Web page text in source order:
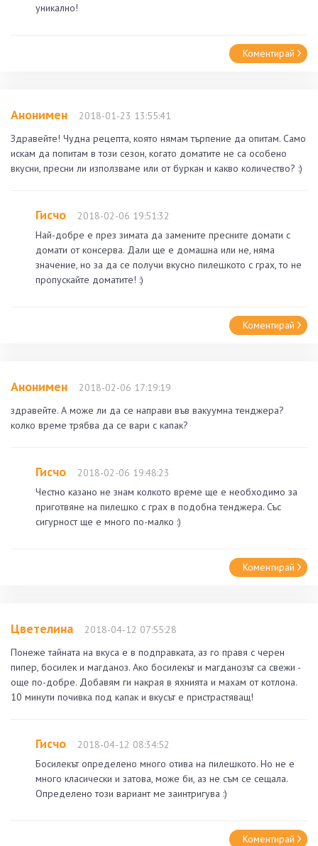
уникално!
Коментирай
Анонимен
2018-01-23 13:55:41
Здравейте! Чудна рецепта, която нямам търпение да опитам. Само
искам да попитам в този сезон, когато доматите не са особено
вкусни, пресни ли използваме или от буркан и какво количество? :)
Гисчо
2018-02-06 19:51:32
Най-добре е през зимата да замените пресните домати с
домати от консерва. Дали ще е домашна или не, няма
значение, но за да се получи вкусно пилешкото с грах, то не
пропускайте доматите! :)
Коментирай
Анонимен
2018-02-06 17:19:19
здравейте. А може ли да се направи във вакуумна тенджера?
колко време трябва да се вари с капак?
Гисчо
2018-02-06 19:48:23
Честно казано не знам колкото време ще е необходимо за
приготвяне на пилешко с грах в подобна тенджера. Със
сигурност ще е много по-малко :)
Коментирай
Цветелина
2018-04-12 07:55:28
Понеже тайната на вкуса е в подправката, аз го правя с черен
пипер, босилек и магданоз. Ако босилекът и магданозът са свежи -
още по-добре. Добавям ги накрая в яхнията и махам от котлона.
10 минути почивка под капак и вкусът е пристрастяващ!
Гисчо
2018-04-12 08:34:52
Босилекът определено много отива на пилешкото. Но не е
много класически и затова, може би, аз не съм се сещала.
Определено този вариант ме заинтригува :)
Коментирай